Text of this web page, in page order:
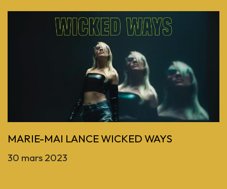
MARIE-MAI LANCE WICKED WAYS
30 mars 2023